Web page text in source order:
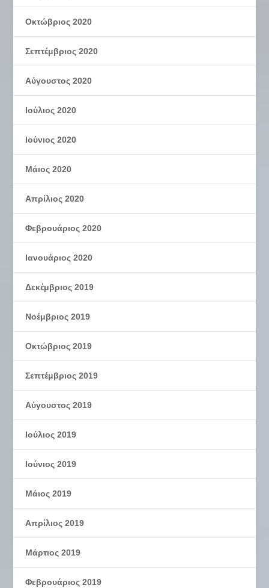
Οκτώβριος 2020
Σεπτέμβριος 2020
Αύγουστος 2020
Ιούλιος 2020
Ιούνιος 2020
Μάιος 2020
Απρίλιος 2020
Φεβρουάριος 2020
Ιανουάριος 2020
Δεκέμβριος 2019
Νοέμβριος 2019
Οκτώβριος 2019
Σεπτέμβριος 2019
Αύγουστος 2019
Ιούλιος 2019
Ιούνιος 2019
Μάιος 2019
Απρίλιος 2019
Μάρτιος 2019
Φεβρουάριος 2019